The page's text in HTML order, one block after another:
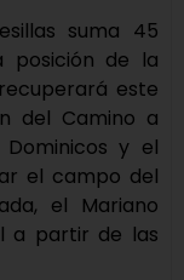
suma 45
posición de la
este
del Camino a
y el
el campo del
el Mariano
a partir de las